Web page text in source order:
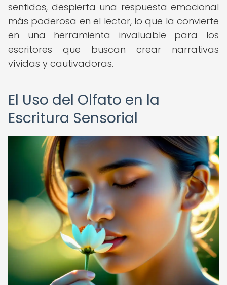
sentidos, despierta una respuesta emocional
más poderosa en el lector, lo que la convierte
en una herramienta invaluable para los
escritores que buscan crear narrativas
vívidas y cautivadoras.
El Uso del Olfato en la
Escritura Sensorial